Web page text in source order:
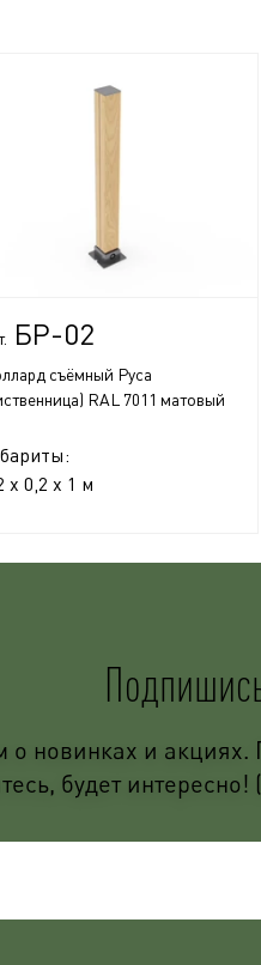
БР-02
съёмный Руса
RAL 7011 матовый
x 0,2 x 1 м
о новинках и
будет